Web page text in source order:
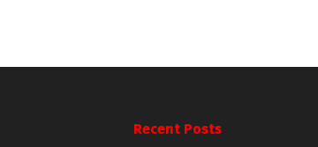
Recent Posts